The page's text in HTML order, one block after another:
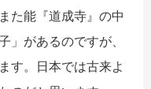
た能『道成寺』の中
」があるのですが、
す。日本では古来よ